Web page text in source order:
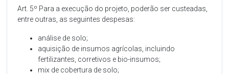
Art. 5º Para a execução do projeto, poderão ser custeadas,
entre outras, as seguintes despesas:
análise de solo;
aquisição de insumos agrícolas, incluindo
fertilizantes, corretivos e bio-insumos;
mix de cobertura de solo;